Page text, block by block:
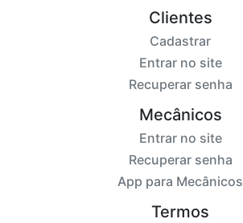
Clientes
Cadastrar
Entrar no site
Recuperar senha
Mecânicos
Entrar no site
Recuperar senha
App para Mecânicos
Termos